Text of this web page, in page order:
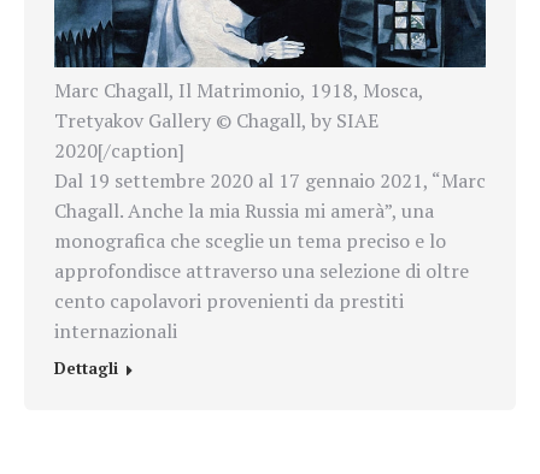
Marc Chagall, Il Matrimonio, 1918, Mosca,
Tretyakov Gallery © Chagall, by SIAE
2020[/caption]
Dal 19 settembre 2020 al 17 gennaio 2021, “Marc
Chagall. Anche la mia Russia mi amerà”, una
monografica che sceglie un tema preciso e lo
approfondisce attraverso una selezione di oltre
cento capolavori provenienti da prestiti
internazionali
Dettagli